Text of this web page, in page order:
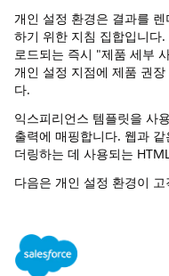
개인 설정 환경은 결과를
하기 위한 지침 집합입니다
로드되는 즉시 "제품 세부
개인 설정 지점에 제품 권
다.
익스피리언스 템플릿을 사
출력에 매핑합니다. 웹과
더링하는 데 사용되는
다음은 개인 설정 환경이
Salesforce
관심을 감지합니다.